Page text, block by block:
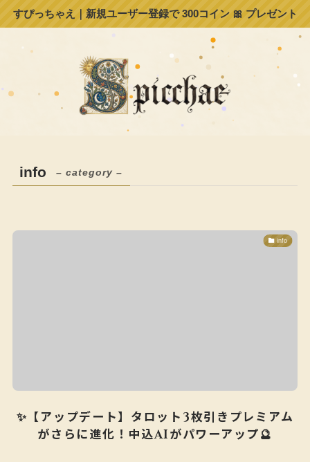
すぴっちゃえ｜新規ユーザー登録で 300コイン 🎀 プレゼント
info – category –
info
✨【アップデート】タロット3枚引きプレミアム
がさらに進化！中込AIがパワーアップ🔮